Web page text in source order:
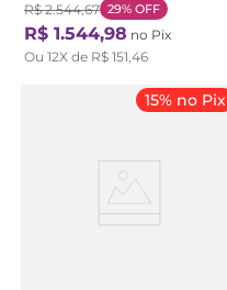
R$ 2.544,67 29% OFF
R$ 1.544,98 no Pix
Ou 12X de R$ 151,46
15% no Pix